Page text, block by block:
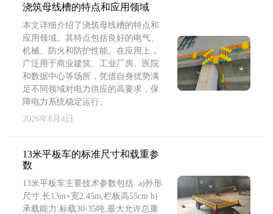
浇筑母线槽的特点和应用领域
本文详细介绍了浇筑母线槽的特点和
应用领域。其特点包括良好的电气、
机械、防火和防护性能。在应用上，
广泛用于商业建筑、工业厂房、医院
和数据中心等场所，凭借自身优势满
足不同领域对电力供应的高要求，保
障电力系统稳定运行。
2026年8月4日
13米平板车的标准尺寸和载重参
数
13米平板车主要技术参数包括: a)外形
尺寸:长13m×宽2.45m,栏板高55cm b)
承载能力:标载30-35吨,最大允许总重